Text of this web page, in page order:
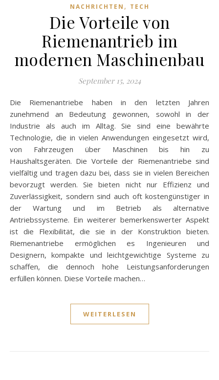
NACHRICHTEN , TECH
Die Vorteile von
Riemenantrieb im
modernen Maschinenbau
September 15, 2024
Die Riemenantriebe haben in den letzten Jahren
zunehmend an Bedeutung gewonnen, sowohl in der
Industrie als auch im Alltag. Sie sind eine bewährte
Technologie, die in vielen Anwendungen eingesetzt wird,
von Fahrzeugen über Maschinen bis hin zu
Haushaltsgeräten. Die Vorteile der Riemenantriebe sind
vielfältig und tragen dazu bei, dass sie in vielen Bereichen
bevorzugt werden. Sie bieten nicht nur Effizienz und
Zuverlässigkeit, sondern sind auch oft kostengünstiger in
der Wartung und im Betrieb als alternative
Antriebssysteme. Ein weiterer bemerkenswerter Aspekt
ist die Flexibilität, die sie in der Konstruktion bieten.
Riemenantriebe ermöglichen es Ingenieuren und
Designern, kompakte und leichtgewichtige Systeme zu
schaffen, die dennoch hohe Leistungsanforderungen
erfüllen können. Diese Vorteile machen…
WEITERLESEN